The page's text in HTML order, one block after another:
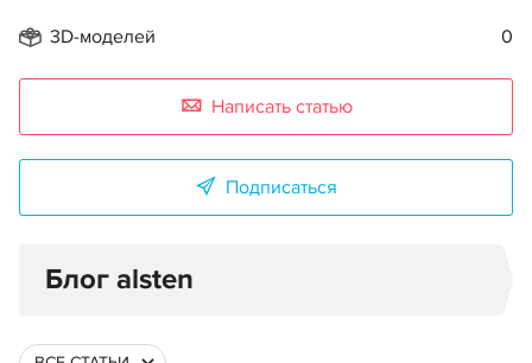
3D-моделей 0
Написать статью
Подписаться
Блог alsten